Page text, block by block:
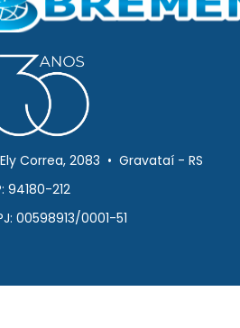
Correa, 2083 • Gravataí - RS
94180-212
00598913/0001-51